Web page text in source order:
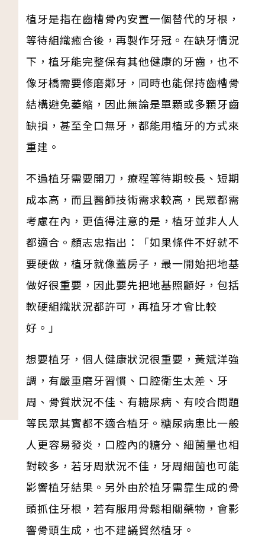
植牙是指在齒槽骨內安置一個替代的牙根，
等待組織癒合後，再製作牙冠。在缺牙情況
下，植牙能完整保有其他健康的牙齒，也不
像牙橋需要修磨鄰牙，同時也能保持齒槽骨
結構避免萎縮，因此無論是單顆或多顆牙齒
缺損，甚至全口無牙，都能用植牙的方式來
重建。
不過植牙需要開刀，療程等待期較長、短期
成本高，而且醫師技術需求較高，民眾都需
考慮在內，更值得注意的是，植牙並非人人
都適合。顏志忠指出：「如果條件不好就不
要硬做，植牙就像蓋房子，最一開始把地基
做好很重要，因此要先把地基照顧好，包括
軟硬組織狀況都許可，再植牙才會比較
好。」
想要植牙，個人健康狀況很重要，黃斌洋強
調，有嚴重磨牙習慣、口腔衛生太差、牙
周、骨質狀況不佳、有糖尿病、有咬合問題
等民眾其實都不適合植牙。糖尿病患比一般
人更容易發炎，口腔內的糖分、細菌量也相
對較多，若牙周狀況不佳，牙周細菌也可能
影響植牙結果。另外由於植牙需靠生成的骨
頭抓住牙根，若有服用骨鬆相關藥物，會影
響骨頭生成，也不建議貿然植牙。